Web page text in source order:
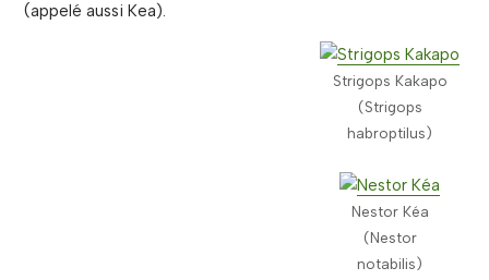
(appelé aussi Kea).
Strigops Kakapo
(Strigops
habroptilus)
Nestor Kéa
(Nestor
notabilis)